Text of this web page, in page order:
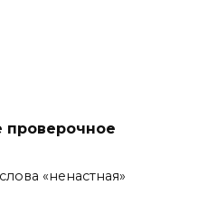
проверочное
«ненастная»